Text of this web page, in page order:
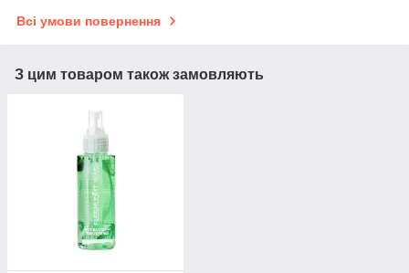
Всі умови повернення
З цим товаром також замовляють